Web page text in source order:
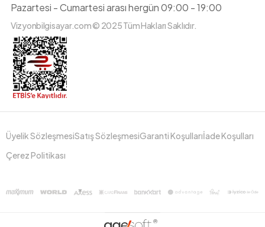
Pazartesi - Cumartesi arası hergün 09:00 - 19:00
Vizyonbilgisayar.com © 2025 Tüm Hakları Saklıdır.
Üyelik SözleşmesiSatış SözleşmesiGaranti Koşullarıİade Koşulları
Çerez Politikası